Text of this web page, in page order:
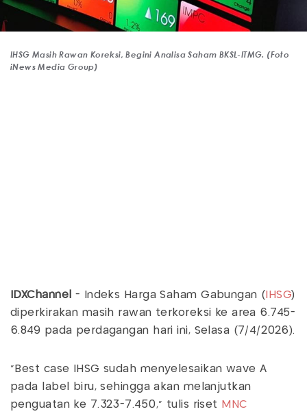
IHSG Masih Rawan Koreksi, Begini Analisa Saham BKSL-ITMG. (Foto
iNews Media Group)
IDXChannel - Indeks Harga Saham Gabungan ( IHSG)
diperkirakan masih rawan terkoreksi ke area 6.745-
6.849 pada perdagangan hari ini, Selasa (7/4/2026).
"Best case IHSG sudah menyelesaikan wave A
pada label biru, sehingga akan melanjutkan
penguatan ke 7.323-7.450," tulis riset
MNC